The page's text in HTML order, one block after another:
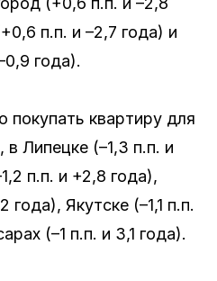
п.п. и –2,7 года) и
года).
покупать квартиру для
Липецке (–1,3 п.п. и
п.п. и +2,8 года),
года), Якутске (–1,1 п.п.
(–1 п.п. и 3,1 года).